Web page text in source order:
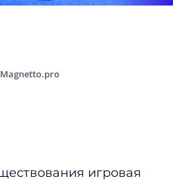
игровая